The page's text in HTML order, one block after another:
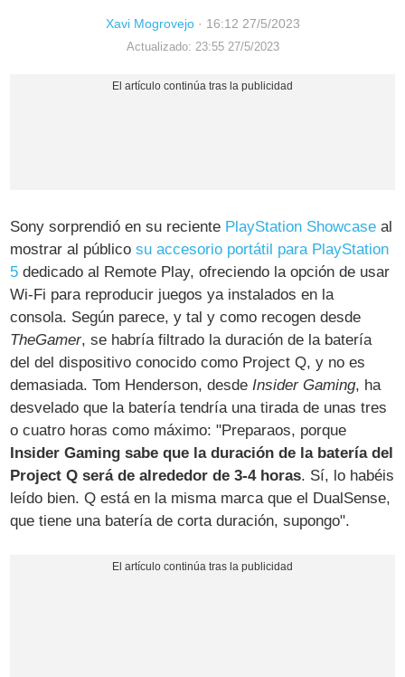
Xavi Mogrovejo· 16:12 27/5/2023
Actualizado: 23:55 27/5/2023
Sony sorprendió en su reciente PlayStation Showcase al
mostrar al públicosu accesorio portátil para PlayStation
5 dedicado al Remote Play, ofreciendo la opción de usar
Wi-Fi para reproducir juegos ya instalados en la
consola. Según parece, y tal y como recogen desde
TheGamer, se habría filtrado la duración de la batería
del del dispositivo conocido como Project Q, y no es
demasiada. Tom Henderson, desdeInsider Gaming, ha
desvelado que la batería tendría una tirada de unas tres
o cuatro horas como máximo: "Preparaos, porque
Insider Gaming sabe que la duración de la batería del
Project Q será de alrededor de 3-4 horas. Sí, lo habéis
leído bien. Q está en la misma marca que el DualSense,
que tiene una batería de corta duración, supongo".